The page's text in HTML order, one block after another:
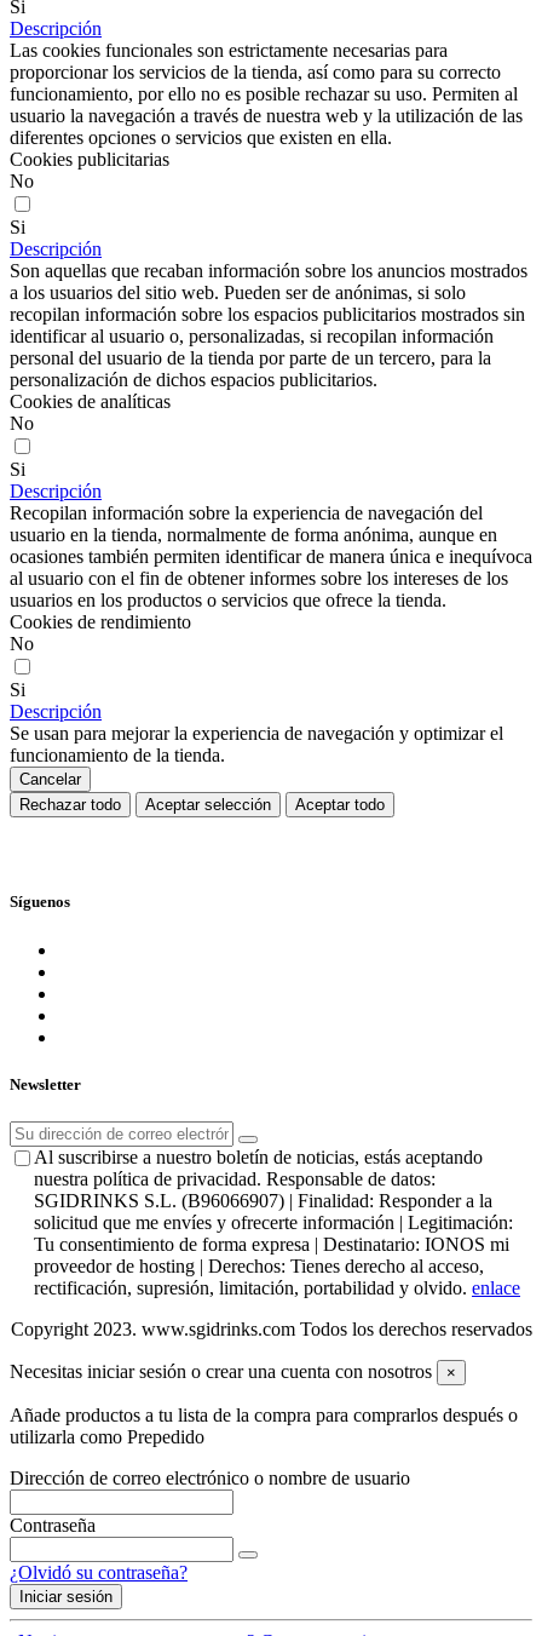
Si
Descripción
Las cookies funcionales son estrictamente necesarias para
proporcionar los servicios de la tienda, así como para su correcto
funcionamiento, por ello no es posible rechazar su uso. Permiten al
usuario la navegación a través de nuestra web y la utilización de las
diferentes opciones o servicios que existen en ella.
Cookies publicitarias
No
Si
Descripción
Son aquellas que recaban información sobre los anuncios mostrados
a los usuarios del sitio web. Pueden ser de anónimas, si solo
recopilan información sobre los espacios publicitarios mostrados sin
identificar al usuario o, personalizadas, si recopilan información
personal del usuario de la tienda por parte de un tercero, para la
personalización de dichos espacios publicitarios.
Cookies de analíticas
No
Si
Descripción
Recopilan información sobre la experiencia de navegación del
usuario en la tienda, normalmente de forma anónima, aunque en
ocasiones también permiten identificar de manera única e inequívoca
al usuario con el fin de obtener informes sobre los intereses de los
usuarios en los productos o servicios que ofrece la tienda.
Cookies de rendimiento
No
Si
Descripción
Se usan para mejorar la experiencia de navegación y optimizar el
funcionamiento de la tienda.
Cancelar
Rechazar todo
Aceptar selección Aceptar todo
Síguenos
Newsletter
Al suscribirse a nuestro boletín de noticias, estás aceptando
nuestra política de privacidad. Responsable de datos:
SGIDRINKS S.L. (B96066907) | Finalidad: Responder a la
solicitud que me envíes y ofrecerte información | Legitimación:
Tu consentimiento de forma expresa | Destinatario: IONOS mi
proveedor de hosting | Derechos: Tienes derecho al acceso,
rectificación, supresión, limitación, portabilidad y olvido. enlace
Copyright 2023. www.sgidrinks.com Todos los derechos reservados
Necesitas iniciar sesión o crear una cuenta con nosotros ×
Añade productos a tu lista de la compra para comprarlos después o
utilizarla como Prepedido
Dirección de correo electrónico o nombre de usuario
Contraseña
¿Olvidó su contraseña?
Iniciar sesión